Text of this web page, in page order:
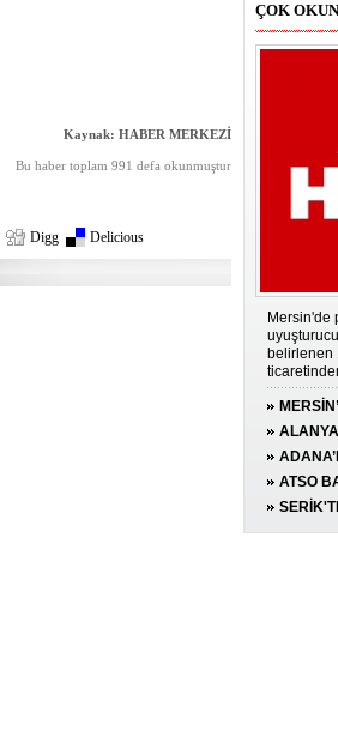
Kaynak: HABER MERKEZİ
Bu haber toplam 991 defa okunmuştur
Digg Delicious
ÇOK
Mersin'de
belirlenen
190
KESİLDİ
ATSO